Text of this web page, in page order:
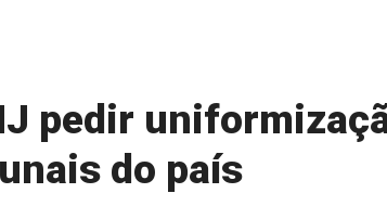
pedir
do país